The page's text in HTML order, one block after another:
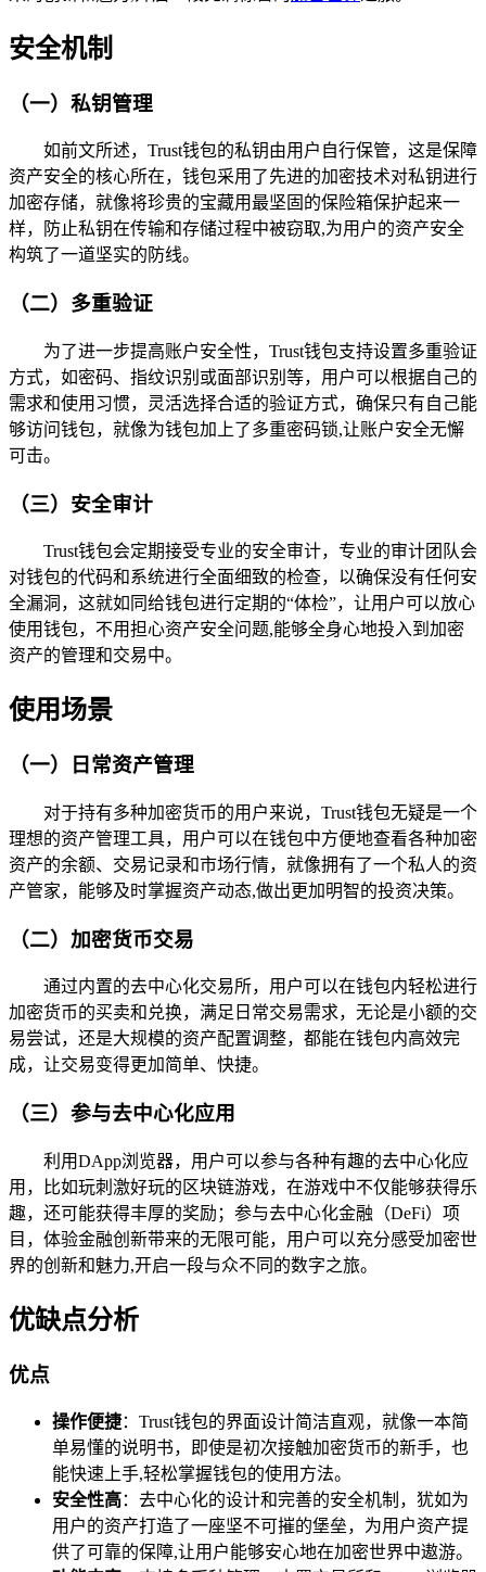
安全机制
（一）私钥管理
如前文所述，Trust钱包的私钥由用户自行保管，这是保障
资产安全的核心所在，钱包采用了先进的加密技术对私钥进行
加密存储，就像将珍贵的宝藏用最坚固的保险箱保护起来一
样，防止私钥在传输和存储过程中被窃取,为用户的资产安全
构筑了一道坚实的防线。
（二）多重验证
为了进一步提高账户安全性，Trust钱包支持设置多重验证
方式，如密码、指纹识别或面部识别等，用户可以根据自己的
需求和使用习惯，灵活选择合适的验证方式，确保只有自己能
够访问钱包，就像为钱包加上了多重密码锁,让账户安全无懈
可击。
（三）安全审计
Trust钱包会定期接受专业的安全审计，专业的审计团队会
对钱包的代码和系统进行全面细致的检查，以确保没有任何安
全漏洞，这就如同给钱包进行定期的“体检”，让用户可以放心
使用钱包，不用担心资产安全问题,能够全身心地投入到加密
资产的管理和交易中。
使用场景
（一）日常资产管理
对于持有多种加密货币的用户来说，Trust钱包无疑是一个
理想的资产管理工具，用户可以在钱包中方便地查看各种加密
资产的余额、交易记录和市场行情，就像拥有了一个私人的资
产管家，能够及时掌握资产动态,做出更加明智的投资决策。
（二）加密货币交易
通过内置的去中心化交易所，用户可以在钱包内轻松进行
加密货币的买卖和兑换，满足日常交易需求，无论是小额的交
易尝试，还是大规模的资产配置调整，都能在钱包内高效完
成，让交易变得更加简单、快捷。
（三）参与去中心化应用
利用DApp浏览器，用户可以参与各种有趣的去中心化应
用，比如玩刺激好玩的区块链游戏，在游戏中不仅能够获得乐
趣，还可能获得丰厚的奖励；参与去中心化金融（DeFi）项
目，体验金融创新带来的无限可能，用户可以充分感受加密世
界的创新和魅力,开启一段与众不同的数字之旅。
优缺点分析
优点
操作便捷：Trust钱包的界面设计简洁直观，就像一本简
单易懂的说明书，即使是初次接触加密货币的新手，也
能快速上手,轻松掌握钱包的使用方法。
安全性高：去中心化的设计和完善的安全机制，犹如为
用户的资产打造了一座坚不可摧的堡垒，为用户资产提
供了可靠的保障,让用户能够安心地在加密世界中遨游。